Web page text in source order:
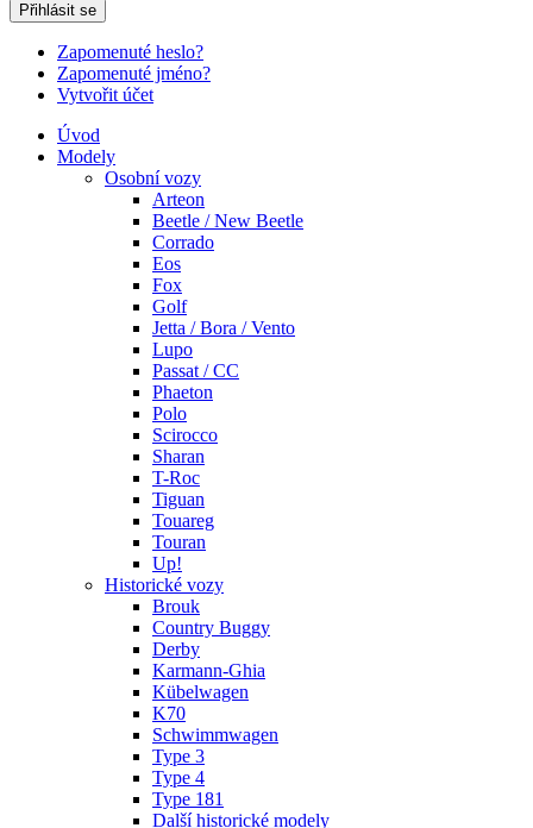
Přihlásit se
Zapomenuté heslo?
Zapomenuté jméno?
Vytvořit účet
Úvod
Modely
Osobní vozy
Arteon
Beetle / New Beetle
Corrado
Eos
Fox
Golf
Jetta / Bora / Vento
Lupo
Passat / CC
Phaeton
Polo
Scirocco
Sharan
T-Roc
Tiguan
Touareg
Touran
Up!
Historické vozy
Brouk
Country Buggy
Derby
Karmann-Ghia
Kübelwagen
K70
Schwimmwagen
Type 3
Type 4
Type 181
Další historické modely